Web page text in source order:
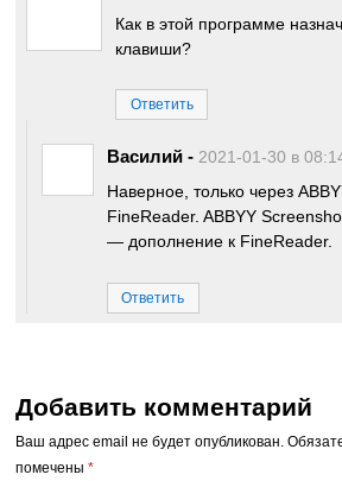
Как в этой программе
клавиши?
Ответить
Василий - 2021-01-30 в
Наверное, только через
FineReader. ABBYY
— дополнение к FineReader.
Ответить
Добавить комментарий
Ваш адрес email не будет опубликован.
помечены*